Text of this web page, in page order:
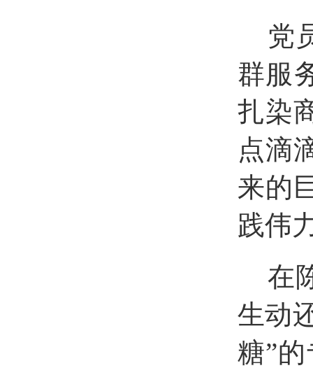
党
群服
扎染
点滴
来的
践伟
在
生动
糖”